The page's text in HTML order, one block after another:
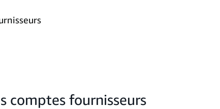
comptes fournisseurs